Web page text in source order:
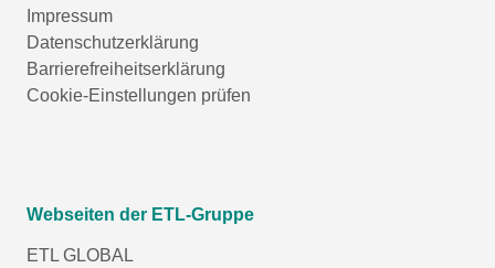
Impressum
Datenschutzerklärung
Barrierefreiheitserklärung
Cookie-Einstellungen prüfen
Webseiten der ETL-Gruppe
ETL GLOBAL